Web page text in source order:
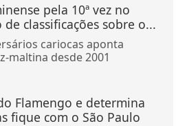
pela 10ª vez no
classificações sobre o...
cariocas aponta
maltina desde 2001
Flamengo e determina
fique com o São Paulo